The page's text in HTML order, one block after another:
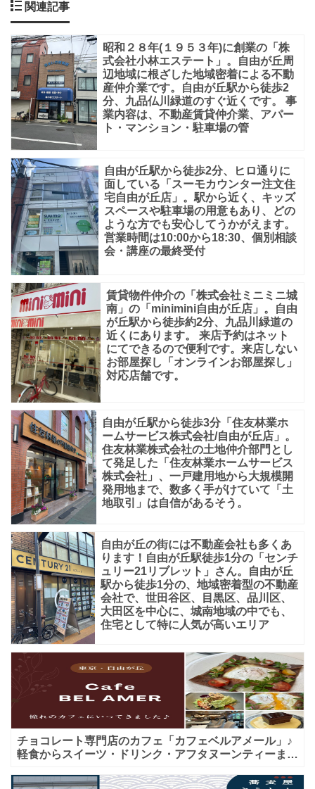
「プ
ラ
ウ
ド
自
由
が
丘
ヒ
ル
ト
ッ
プ」
が
誕
生
し
ま
す。
近
く
に
は
20
関連記事
昭和２８年(１９５３年)に創業の「株
式会社小林エステート」。自由が丘周
辺地域に根ざした地域密着による不動
産仲介業です。自由が丘駅から徒歩2
分、九品仏川緑道のすぐ近くです。 事
業内容は、不動産賃貸仲介業、アパー
ト・マンション・駐車場の管
自由が丘駅から徒歩2分、ヒロ通りに
面している「スーモカウンター注文住
宅自由が丘店」。駅から近く、キッズ
スペースや駐車場の用意もあり、どの
ような方でも安心してうかがえます。
営業時間は10:00から18:30、個別相談
会・講座の最終受付
賃貸物件仲介の「株式会社ミニミニ城
南」の「minimini自由が丘店」。自由
が丘駅から徒歩約2分、九品川緑道の
近くにあります。 来店予約はネット
にてできるので便利です。来店しない
お部屋探し「オンラインお部屋探し」
対応店舗です。
自由が丘駅から徒歩3分「住友林業ホ
ームサービス株式会社/自由が丘店」。
住友林業株式会社の土地仲介部門とし
て発足した「住友林業ホームサービス
株式会社」、一戸建用地から大規模開
発用地まで、数多く手がけていて「土
地取引」は自信があるそう。
自由が丘の街には不動産会社も多くあ
ります！自由が丘駅徒歩1分の「センチ
ュリー21リブレット」さん。自由が丘
駅から徒歩1分の、地域密着型の不動産
会社で、世田谷区、目黒区、品川区、
大田区を中心に、城南地域の中でも、
住宅として特に人気が高いエリア
チョコレート専門店のカフェ「カフェベルアメール」♪
軽食からスイーツ・ドリンク・アフタヌーンティーまで